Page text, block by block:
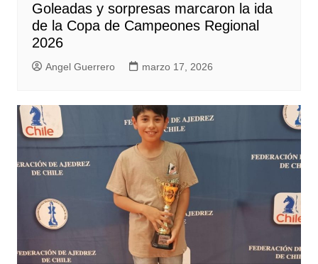
Goleadas y sorpresas marcaron la ida
de la Copa de Campeones Regional
2026
Angel Guerrero marzo 17, 2026